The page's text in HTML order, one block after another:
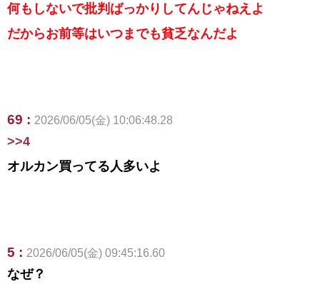
何もしないで批判ばっかりしてんじゃねえよ
だからお前等はいつまでも貧乏なんだよ
69 : 2026/06/05(金) 10:06:48.28
>>4
オルカン買ってる人多いよ
5 : 2026/06/05(金) 09:45:16.60
なぜ？